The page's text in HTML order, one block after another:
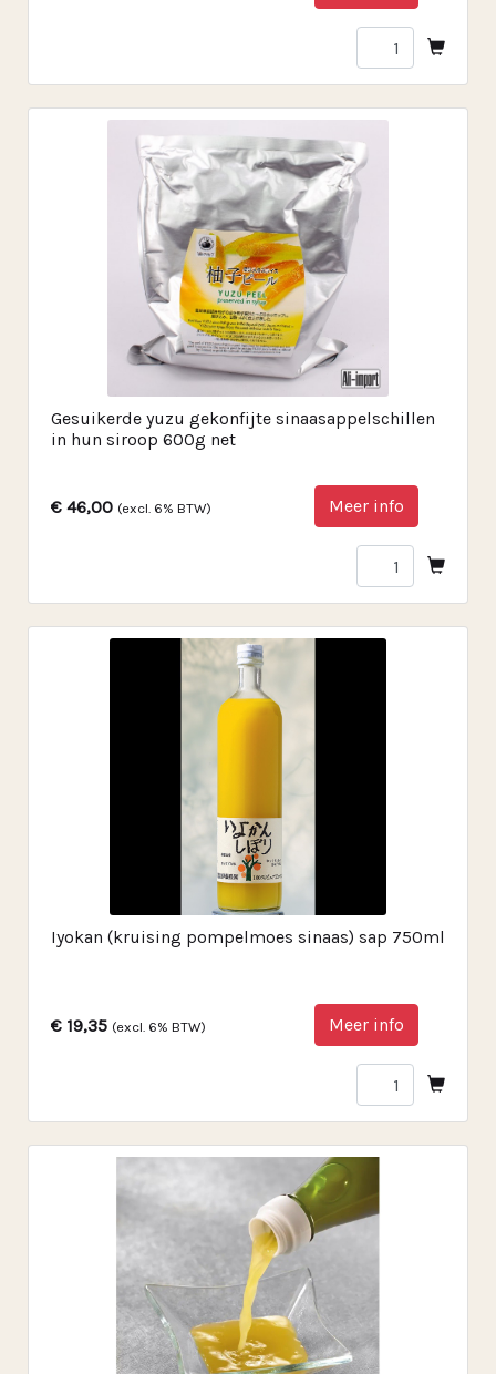
Gesuikerde yuzu gekonfijte sinaasappelschillen
in hun siroop 600g net
€ 46,00 (excl. 6% BTW) Meer info
Iyokan (kruising pompelmoes sinaas) sap 750ml
€ 19,35 (excl. 6% BTW) Meer info